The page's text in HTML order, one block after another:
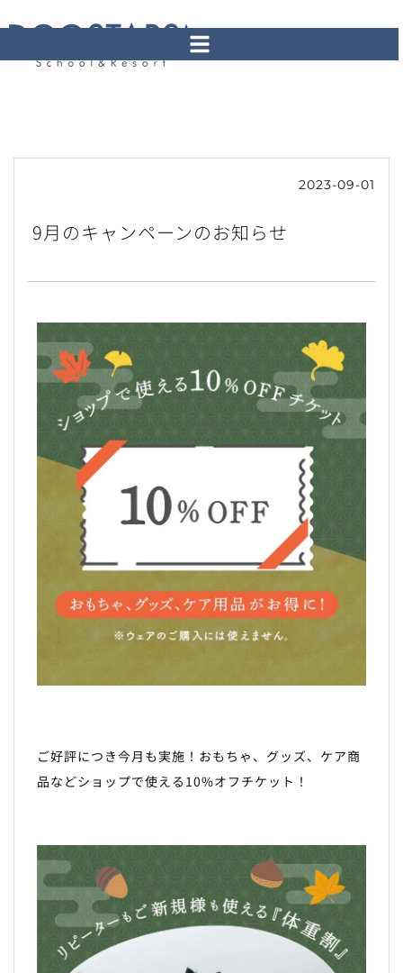
2023-09-01
9月のキャンペーンのお知らせ
ご好評につき今月も実施！おもちゃ、グッズ、ケア商
品などショップで使える10%オフチケット！